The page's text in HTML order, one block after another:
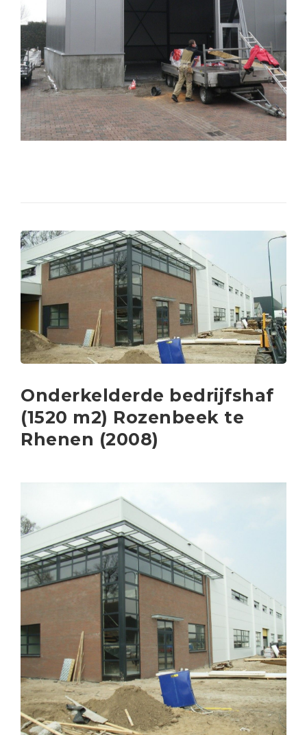
Onderkelderde bedrijfshaf
(1520 m2) Rozenbeek te
Rhenen (2008)